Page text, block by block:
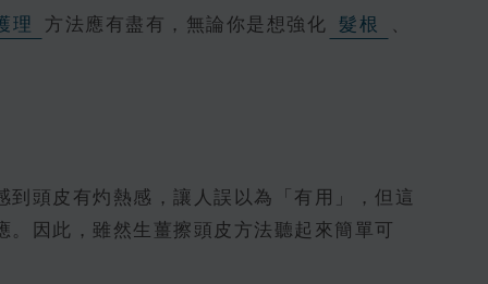
理 方法應有盡有，無論你是想強化 髮根 、
頭皮有灼熱感，讓人誤以為「有用」，但這
因此，雖然生薑擦頭皮方法聽起來簡單可